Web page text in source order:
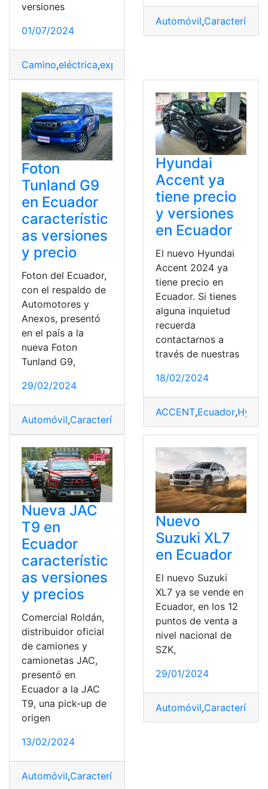
versiones
01/07/2024
Camino,eléctrica,expande
Automóvil,
Foton
Tunland G9
en Ecuador
característic
as versiones
y precio
Foton del Ecuador,
con el respaldo de
Automotores y
Anexos, presentó
en el país a la
nueva Foton
Tunland G9,
29/02/2024
Automóvil,Características Ecuador Foton G9 , Precio
Hyundai
Accent ya
tiene precio
y versiones
en Ecuador
El nuevo Hyundai
Accent 2024 ya
tiene precio en
Ecuador. Si tienes
alguna inquietud
recuerda
contactarnos a
través de nuestras
18/02/2024
ACCENT,Ecuador,
Nueva JAC
T9 en
Ecuador
característic
as versiones
y precios
Comercial Roldán,
distribuidor oficial
de camiones y
camionetas JAC,
presentó en
Ecuador a la JAC
T9, una pick-up de
origen
13/02/2024
Automóvil,Características
Nuevo
Suzuki XL7
en Ecuador
El nuevo Suzuki
XL7 ya se vende en
Ecuador, en los 12
puntos de venta a
nivel nacional de
SZK,
29/01/2024
Automóvil,